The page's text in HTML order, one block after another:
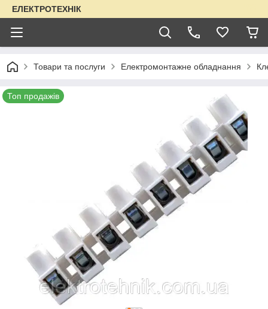
ЕЛЕКТРОТЕХНІК
Товари та послуги Електромонтажне обладнання
Топ продажів